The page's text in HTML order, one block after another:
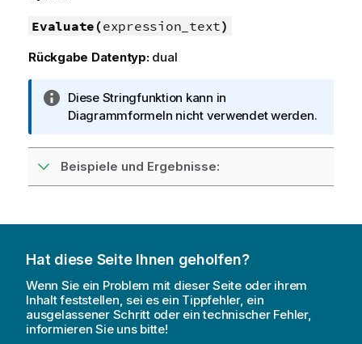
Evaluate(expression_text)
Rückgabe Datentyp: dual
I
n
o
r
m
t
o
s
h
i
Diese Stringfunktion kann in
Diagrammformeln nicht verwendet werden.
Beispiele und Ergebnisse:
Hat diese Seite Ihnen geholfen?
Wenn Sie ein Problem mit dieser Seite oder ihrem
Inhalt feststellen, sei es ein Tippfehler, ein
ausgelassener Schritt oder ein technischer Fehler,
informieren Sie uns bitte!